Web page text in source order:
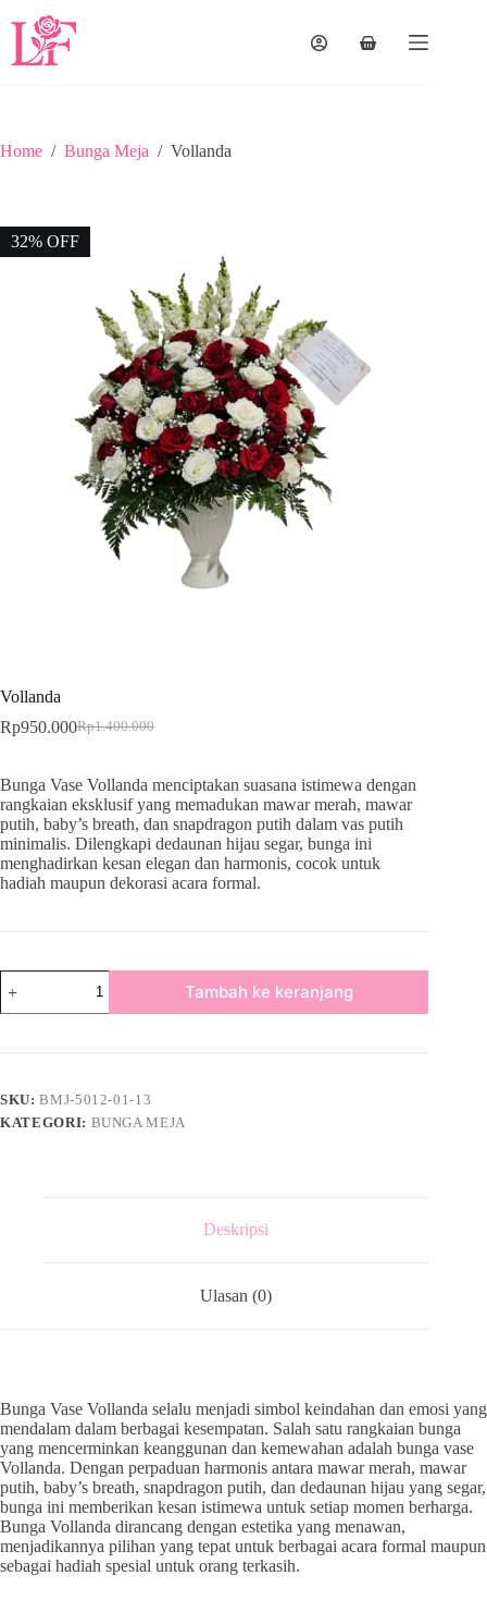
Home / Bunga Meja / Vollanda
32% OFF
Vollanda
Rp1.400.000
Rp950.000
Bunga Vase Vollanda menciptakan suasana istimewa dengan
rangkaian eksklusif yang memadukan mawar merah, mawar
putih, baby’s breath, dan snapdragon putih dalam vas putih
minimalis. Dilengkapi dedaunan hijau segar, bunga ini
menghadirkan kesan elegan dan harmonis, cocok untuk
hadiah maupun dekorasi acara formal.
Tambah ke keranjang
SKU:BMJ-5012-01-13
KATEGORI: BUNGA MEJA
Deskripsi
Ulasan (0)
Bunga Vase Vollanda selalu menjadi simbol keindahan dan emosi yang
mendalam dalam berbagai kesempatan. Salah satu rangkaian bunga
yang mencerminkan keanggunan dan kemewahan adalah bunga vase
Vollanda. Dengan perpaduan harmonis antara mawar merah, mawar
putih, baby’s breath, snapdragon putih, dan dedaunan hijau yang segar,
bunga ini memberikan kesan istimewa untuk setiap momen berharga.
Bunga Vollanda dirancang dengan estetika yang menawan,
menjadikannya pilihan yang tepat untuk berbagai acara formal maupun
sebagai hadiah spesial untuk orang terkasih.